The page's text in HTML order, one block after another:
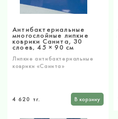
Антибактериальные
многослойные липкие
коврики Санита, 30
слоев, 45 × 90 см
Липкие антибактериальные
коврики «Санита»
4 620 тг. В корзину